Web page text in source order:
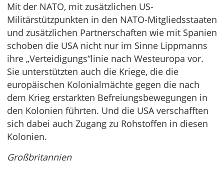
Mit der NATO, mit zusätzlichen US-
Militärstützpunkten in den NATO-Mitgliedsstaaten
und zusätzlichen Partnerschaften wie mit Spanien
schoben die USA nicht nur im Sinne Lippmanns
ihre „Verteidigungs“linie nach Westeuropa vor.
Sie unterstützten auch die Kriege, die die
europäischen Kolonialmächte gegen die nach
dem Krieg erstarkten Befreiungsbewegungen in
den Kolonien führten. Und die USA verschafften
sich dabei auch Zugang zu Rohstoffen in diesen
Kolonien.
Großbritannien